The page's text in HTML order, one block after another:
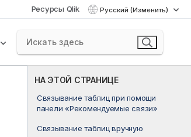
Ресурсы Qlik Русский (Изменить)
НА ЭТОЙ СТРАНИЦЕ
Связывание таблиц при помощи
панели «Рекомендуемые связи»
Связывание таблиц вручную